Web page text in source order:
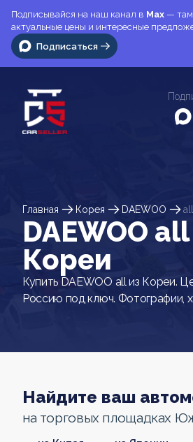
Подписывайся на наш канал в Max — там
актуальные цены и интересные
Подписаться
Главная Корея DAEWOO all
DAEWOO
Кореи
Купить DAEWOO all из Кореи.
Россию под ключ. Фотографии,
Найдите ваш
на торговых площадках